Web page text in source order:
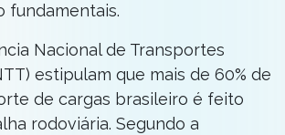
fundamentais.
Nacional de Transportes
estipulam que mais de 60% de
de cargas brasileiro é feito
rodoviária. Segundo a